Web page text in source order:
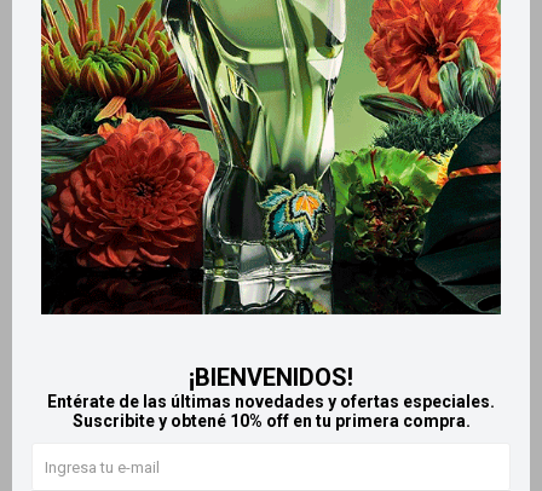
¡BIENVENIDOS!
Entérate de las últimas novedades y ofertas especiales.
Suscribite y obtené 10% off en tu primera compra.
Retiros gratuitos en tiendas
Productos que te pueden interesar